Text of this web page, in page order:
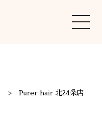
Purer hair 北24条店